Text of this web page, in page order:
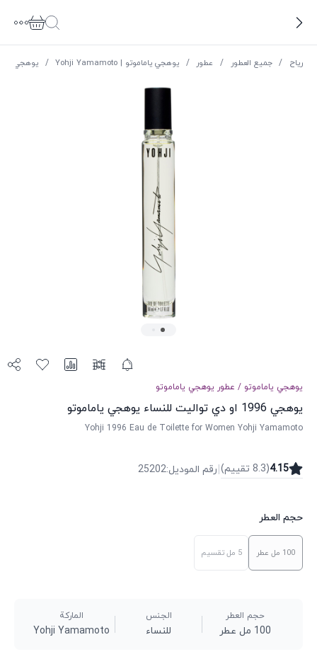
ریاح / جميع العطور / عطور / يوهجي ياماموتو | Yohji Yamamoto / يوهجي 1996 او دي تواليت للنساء يوهجي ياماموتو
يوهجي ياماموتو / عطور يوهجي ياماموتو
يوهجي 1996 او دي تواليت للنساء يوهجي ياماموتو
Yohji 1996 Eau de Toilette for Women Yohji Yamamoto
4.15
(
8.3 تقییم)
|رقم الموديل:
25202
حجم العطر
100 مل عطر 5 مل تقسيم
حجم العطر
100 مل عطر
الجنس
للنساء
الماركة
Yohji Yamamoto